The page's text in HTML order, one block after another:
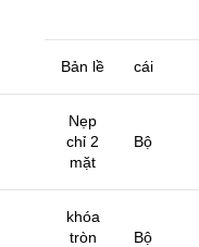
Bản lề cái
Nẹp
chỉ 2
mặt
Bộ
khóa
tròn
Bộ